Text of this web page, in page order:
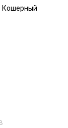
Кошерный